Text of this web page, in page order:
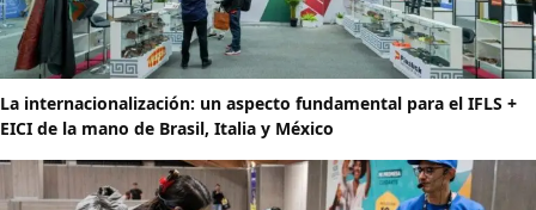
La internacionalización: un aspecto fundamental para el IFLS +
EICI de la mano de Brasil, Italia y México